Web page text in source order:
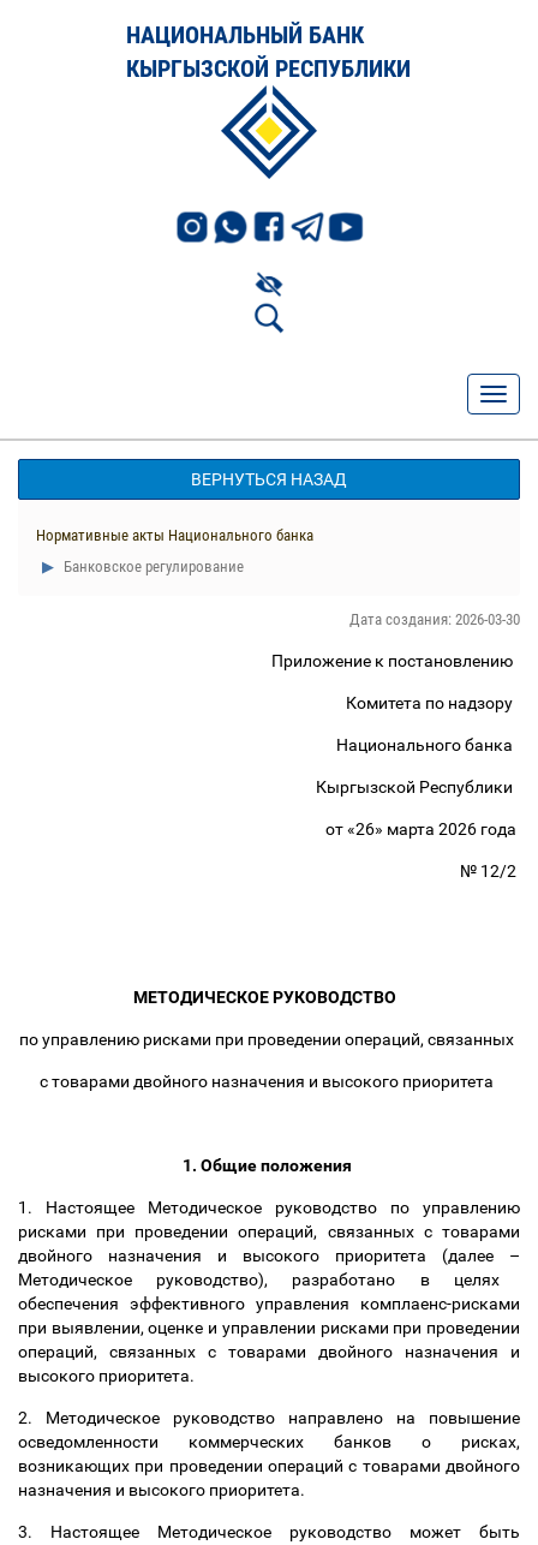
НАЦИОНАЛЬНЫЙ БАНК
КЫРГЫЗСКОЙ РЕСПУБЛИКИ
ВЕРНУТЬСЯ НАЗАД
Нормативные акты Национального банка
Банковское регулирование
Дата создания: 2026-03-30
Приложение к постановлению
Комитета по надзору
Национального банка
Кыргызской Республики
от «26» марта 2026 года
№ 12/2
МЕТОДИЧЕСКОЕ РУКОВОДСТВО
по управлению рисками при проведении операций, связанных
с товарами двойного назначения и высокого приоритета
1. Общие положения
1. Настоящее Методическое руководство
по управлению
рисками при проведении операций, связанных с товарами
двойного назначения и высокого приоритета (далее –
Методическое руководство), разработано в целях
обеспечения эффективного управления комплаенс-рисками
при выявлении, оценке и управлении рисками при проведении
операций, связанных с товарами двойного назначения и
высокого приоритета.
2. Методическое руководство направлено на повышение
осведомленности коммерческих банков о рисках,
возникающих при проведении операций с товарами двойного
назначения и высокого приоритета.
3. Настоящее Методическое руководство может быть